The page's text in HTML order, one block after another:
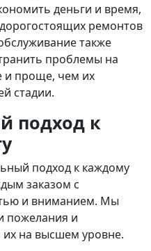
деньги и время,
ремонтов
также
проблемы на
и проще, чем их
стадии.
подход к
подход к каждому
заказом с
и вниманием. Мы
пожелания и
их на высшем уровне.